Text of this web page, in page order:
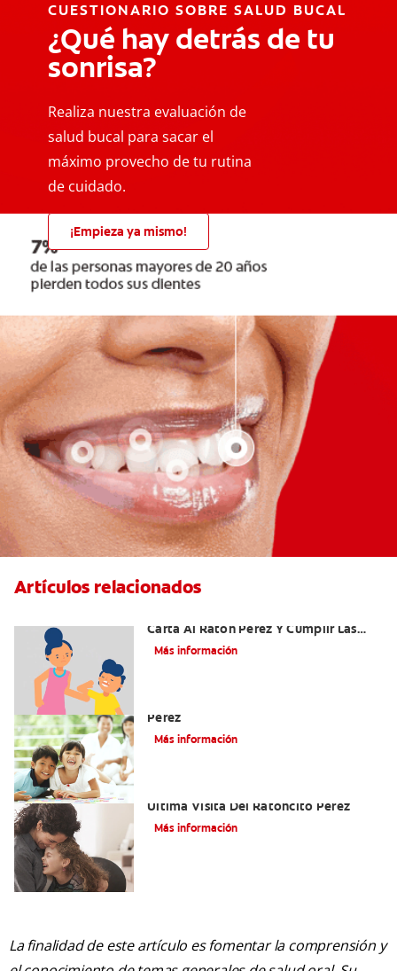
CUESTIONARIO SOBRE SALUD BUCAL
¿Qué hay detrás de tu
sonrisa?
Realiza nuestra evaluación de
salud bucal para sacar el
máximo provecho de tu rutina
de cuidado.
¡Empieza ya mismo!
Artículos relacionados
Carta Al Ratón Pérez Y Cumplir Las
Fantasías De Su Hijo/A
Más información
Pérez
Más información
Última Visita Del Ratoncito Pérez
Más información
La finalidad de este artículo es fomentar la comprensión y